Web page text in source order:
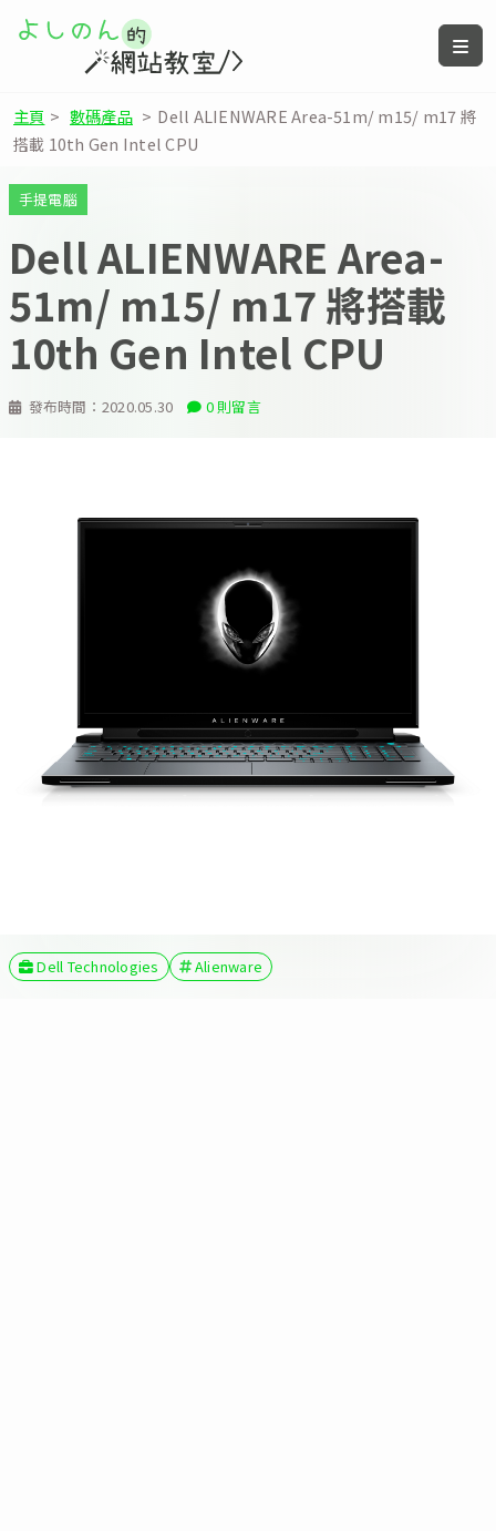
主頁 > 數碼產品 > Dell ALIENWARE Area-51m/ m15/ m17 將
搭載 10th Gen Intel CPU
發布時間： 2020.05.30 0 則留言
手提電腦
Dell ALIENWARE Area-
51m/ m15/ m17 將搭載
10th Gen Intel CPU
Dell Technologies Alienware